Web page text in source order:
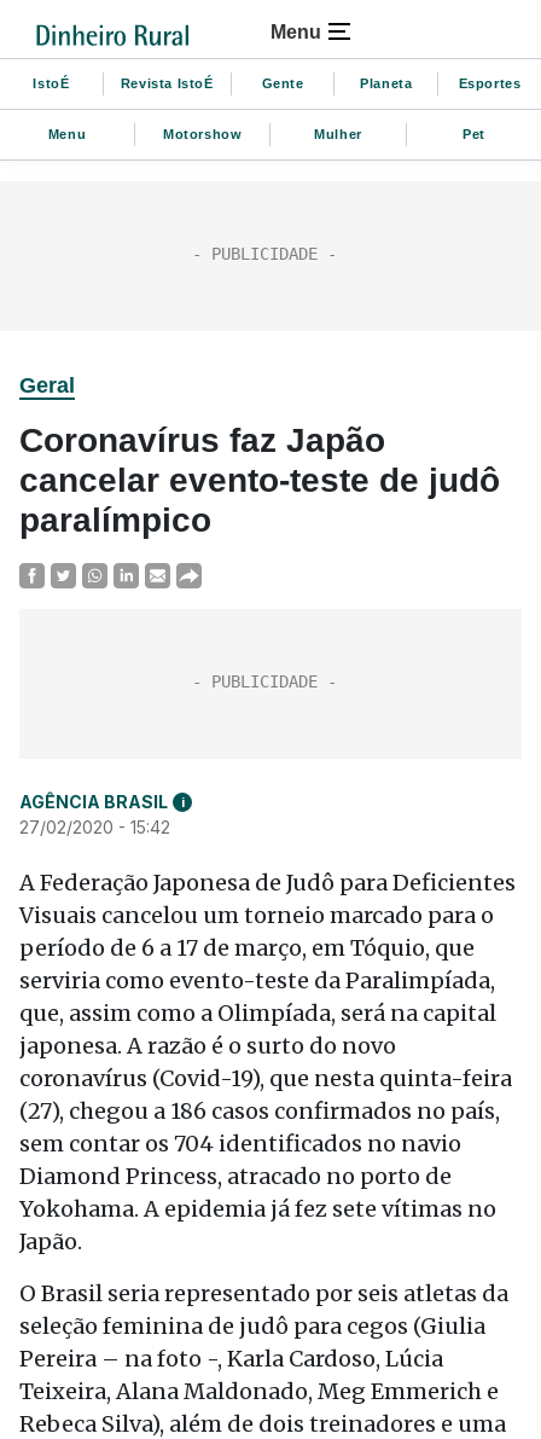
Menu
IstoÉ Revista IstoÉ Gente Planeta Esportes
Menu Motorshow Mulher Pet
Geral
Coronavírus faz Japão
cancelar evento-teste de judô
paralímpico
AGÊNCIA BRASIL i
27/02/2020 - 15:42
A Federação Japonesa de Judô para Deficientes
Visuais cancelou um torneio marcado para o
período de 6 a 17 de março, em Tóquio, que
serviria como evento-teste da Paralimpíada,
que, assim como a Olimpíada, será na capital
japonesa. A razão é o surto do novo
coronavírus (Covid-19), que nesta quinta-feira
(27), chegou a 186 casos confirmados no país,
sem contar os 704 identificados no navio
Diamond Princess, atracado no porto de
Yokohama. A epidemia já fez sete vítimas no
Japão.
O Brasil seria representado por seis atletas da
seleção feminina de judô para cegos (Giulia
Pereira – na foto -, Karla Cardoso, Lúcia
Teixeira, Alana Maldonado, Meg Emmerich e
Rebeca Silva), além de dois treinadores e uma